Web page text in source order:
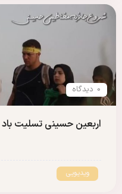
0 دیدگاه
اربعین حسینی تسلیت باد
ویدیویی